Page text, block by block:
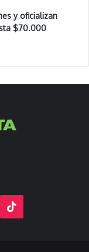
y oficializan
$70.000